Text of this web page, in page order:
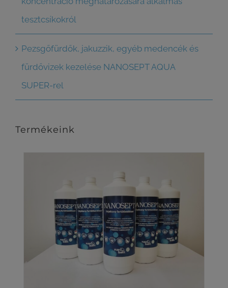
tesztcsíkokról
Pezsgőfürdők, jakuzzik, egyéb medencék és
fürdővizek kezelése NANOSEPT AQUA
SUPER-rel
Termékeink